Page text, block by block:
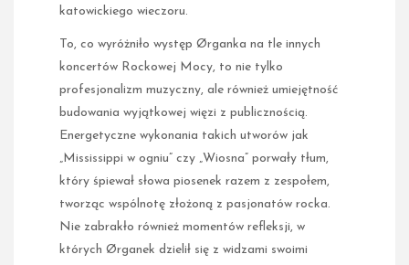
katowickiego wieczoru.
To, co wyróżniło występ Ørganka na tle innych
koncertów Rockowej Mocy, to nie tylko
profesjonalizm muzyczny, ale również umiejętność
budowania wyjątkowej więzi z publicznością.
Energetyczne wykonania takich utworów jak
„Mississippi w ogniu” czy „Wiosna” porwały tłum,
który śpiewał słowa piosenek razem z zespołem,
tworząc wspólnotę złożoną z pasjonatów rocka.
Nie zabrakło również momentów refleksji, w
których Ørganek dzielił się z widzami swoimi